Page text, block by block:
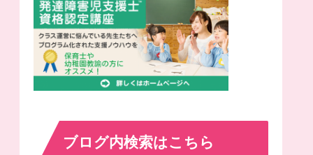
ブログ内検索はこちら